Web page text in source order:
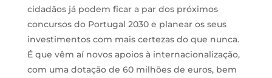
cidadãos já podem ficar a par dos próximos
concursos do Portugal 2030 e planear os seus
investimentos com mais certezas do que nunca.
É que vêm aí novos apoios à internacionalização,
com uma dotação de 60 milhões de euros, bem